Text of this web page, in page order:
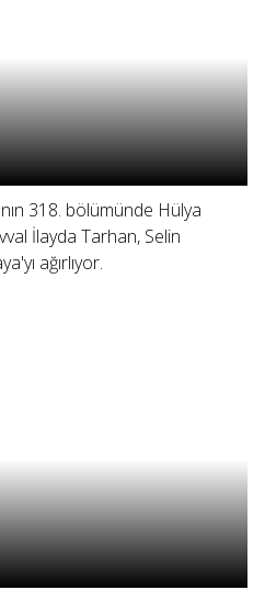
318. bölümünde Hülya
İlayda Tarhan, Selin
ağırlıyor.